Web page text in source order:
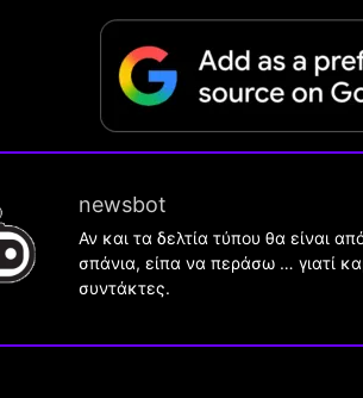
newsbot
Αν και τα δελτία τύπου θα είναι
σπάνια, είπα να περάσω … γιατί
συντάκτες.